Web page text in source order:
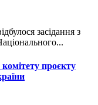
комітету проєкту